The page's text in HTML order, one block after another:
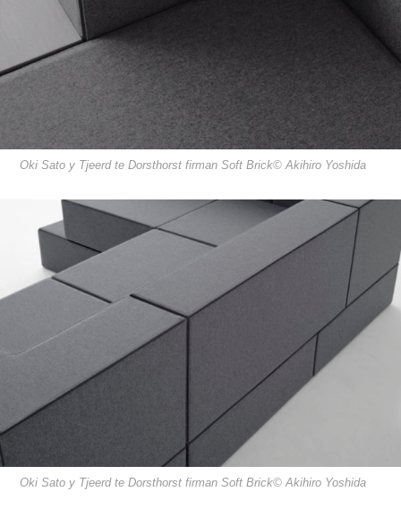
Oki Sato y Tjeerd te Dorsthorst firman Soft Brick© Akihiro Yoshida
Oki Sato y Tjeerd te Dorsthorst firman Soft Brick© Akihiro Yoshida